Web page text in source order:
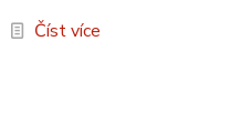
Číst více